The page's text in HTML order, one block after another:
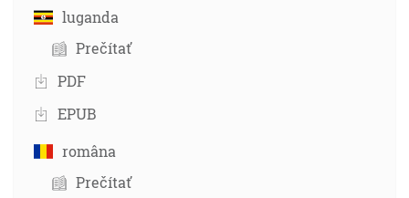
luganda
Prečítať
PDF
EPUB
româna
Prečítať